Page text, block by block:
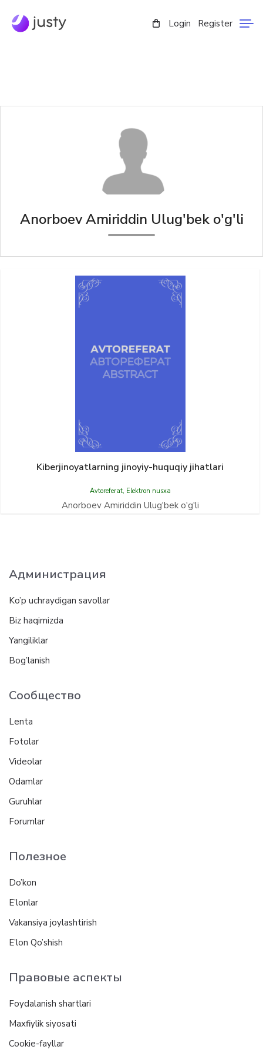
Login Register
Anorboev Amiriddin Ulug'bek o'g'li
Kiberjinoyatlarning jinoyiy-huquqiy jihatlari
Avtoreferat, Elektron nusxa
Anorboev Amiriddin Ulug'bek o'g'li
Администрация
Ko’p uchraydigan savollar
Biz haqimizda
Yangiliklar
Bog’lanish
Сообщество
Lenta
Fotolar
Videolar
Odamlar
Guruhlar
Forumlar
Полезное
Do’kon
E’lonlar
Vakansiya joylashtirish
E’lon Qo’shish
Правовые аспекты
Foydalanish shartlari
Maxfiylik siyosati
Cookie-fayllar